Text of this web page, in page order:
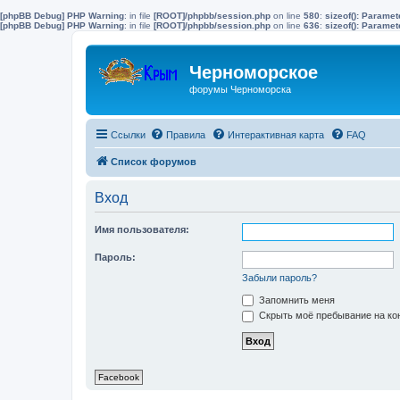
[phpBB Debug] PHP Warning: in file [ROOT]/phpbb/session.php on line 580: sizeof():
[phpBB Debug] PHP Warning: in file [ROOT]/phpbb/session.php on line 636: sizeof():
Черноморское
форумы Черноморска
Ссылки Правила Интерактивная карта FAQ
Список форумов
Вход
Имя пользователя:
Пароль:
Забыли пароль?
Запомнить меня
Скрыть моё пребывание на
Facebook